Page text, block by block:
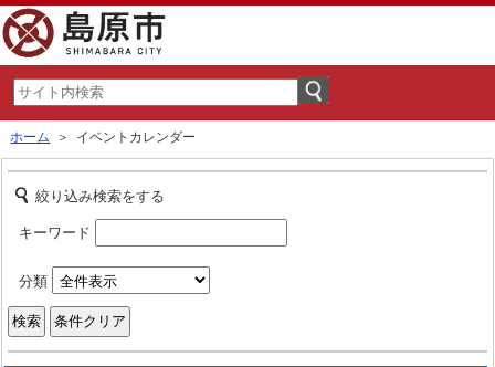
ホーム ＞ イベントカレンダー
絞り込み検索をする
キーワード
分類